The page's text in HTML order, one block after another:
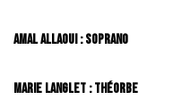
Amal ALLAOUI: Soprano
Marie LANGLET :Théorbe